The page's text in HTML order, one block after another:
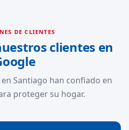
DE CLIENTES
clientes en
Santiago han confiado en
proteger su hogar.